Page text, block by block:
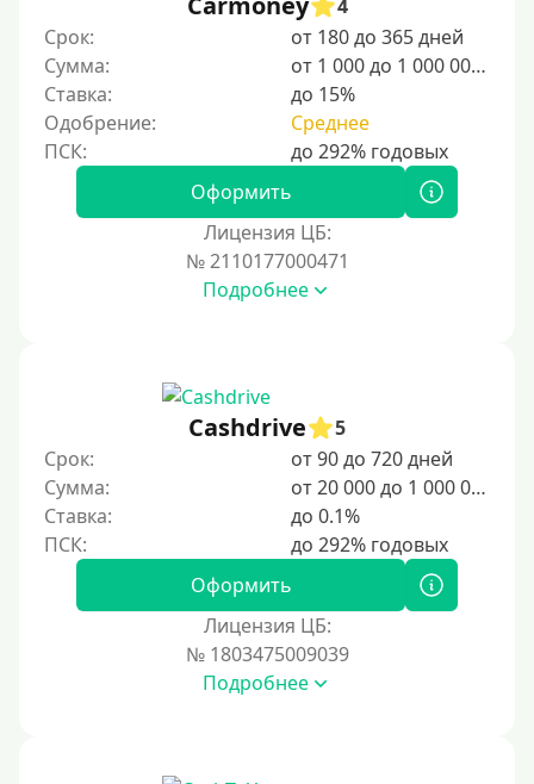
20000 руб
25000 руб
30000 руб
30000 руб на год
35000 руб
40000 руб
150000 руб
200000 руб
250000 руб
4
Срок:
от 180 до 365 дней
Сумма:
от 1 000 до 1 000 000 ₽
Ставка:
до 15%
Одобрение:
Среднее
Оформить
Лицензия ЦБ:
№ 2110177000471
Подробнее
Cashdrive
5
Срок:
от 90 до 720 дней
Сумма:
от 20 000 до 1 000 000 ₽
Ставка:
до 0.1%
Оформить
Лицензия ЦБ:
№ 1803475009039
Подробнее